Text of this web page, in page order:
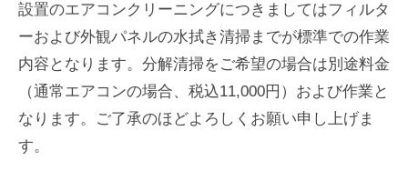
設置のエアコンクリーニングにつきましてはフィルタ
ーおよび外観パネルの水拭き清掃までが標準での作業
内容となります。分解清掃をご希望の場合は別途料金
（通常エアコンの場合、税込11,000円）および作業と
なります。ご了承のほどよろしくお願い申し上げま
す。